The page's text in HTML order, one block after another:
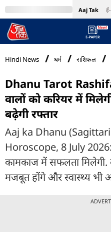
Aaj Tak
MumbaiTak
Hindi News धर्म राशिफल
Dhanu Tarot
वालों को करियर में
बढ़ेगी रफ्तार
Aaj ka Dhanu
Horoscope, 8 July
कामकाज में सफलता मिलेगी.
मजबूत होंगे और स्वास्थ्य भी